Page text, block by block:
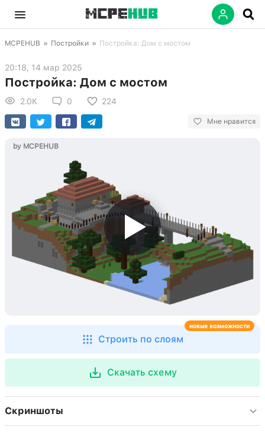
MCPEHUB » Постройки » Постройка: Дом с мостом
20:18, 14 мар 2025
Постройка: Дом с мостом
2.0K 0 224
Мне нравится
by MCPEHUB
Строить по слоям
новые возможности
Скачать схему
Скриншоты